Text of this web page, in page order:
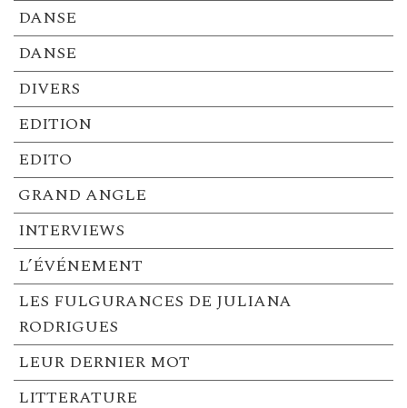
DANSE
DANSE
DIVERS
EDITION
EDITO
GRAND ANGLE
INTERVIEWS
L’ÉVÉNEMENT
LES FULGURANCES DE JULIANA
RODRIGUES
LEUR DERNIER MOT
LITTERATURE